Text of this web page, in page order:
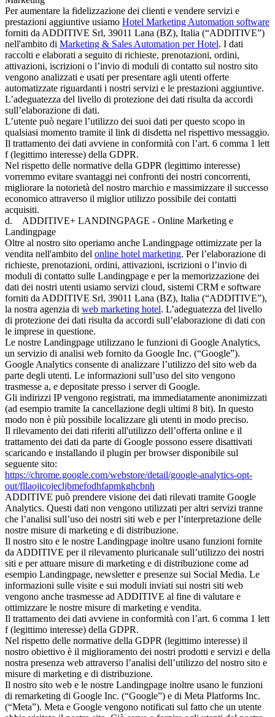
Per aumentare la fidelizzazione dei clienti e vendere servizi e
prestazioni aggiuntive usiamo Hotel Marketing Automation software
forniti da ADDITIVE Srl, 39011 Lana (BZ), Italia (“ADDITIVE”)
nell'ambito di Marketing & Sales Automation per Hotel. I dati
raccolti e elaborati a seguito di richieste, prenotazioni, ordini,
attivazioni, iscrizioni o l’invio di moduli di contatto sul nostro sito
vengono analizzati e usati per presentare agli utenti offerte
automatizzate riguardanti i nostri servizi e le prestazioni aggiuntive.
L’adeguatezza del livello di protezione dei dati risulta da accordi
sull’elaborazione di dati.
L’utente può negare l’utilizzo dei suoi dati per questo scopo in
qualsiasi momento tramite il link di disdetta nel rispettivo messaggio.
Il trattamento dei dati avviene in conformità con l’art. 6 comma 1 lett
f (legittimo interesse) della GDPR.
Nel rispetto delle normative della GDPR (legittimo interesse)
vorremmo evitare svantaggi nei confronti dei nostri concorrenti,
migliorare la notorietà del nostro marchio e massimizzare il successo
economico attraverso il miglior utilizzo possibile dei contatti
acquisiti.
d. ADDITIVE+ LANDINGPAGE - Online Marketing e
Landingpage
Oltre al nostro sito operiamo anche Landingpage ottimizzate per la
vendita nell'ambito del online hotel marketing. Per l’elaborazione di
richieste, prenotazioni, ordini, attivazioni, iscrizioni o l’invio di
moduli di contatto sulle Landingpage e per la memorizzazione dei
dati dei nostri utenti usiamo servizi cloud, sistemi CRM e software
forniti da ADDITIVE Srl, 39011 Lana (BZ), Italia (“ADDITIVE”),
la nostra agenzia di web marketing hotel. L’adeguatezza del livello
di protezione dei dati risulta da accordi sull’elaborazione di dati con
le imprese in questione.
Le nostre Landingpage utilizzano le funzioni di Google Analytics,
un servizio di analisi web fornito da Google Inc. (“Google”).
Google Analytics consente di analizzare l’utilizzo del sito web da
parte degli utenti. Le informazioni sull’uso del sito vengono
trasmesse a, e depositate presso i server di Google.
Gli indirizzi IP vengono registrati, ma immediatamente anonimizzati
(ad esempio tramite la cancellazione degli ultimi 8 bit). In questo
modo non è più possibile localizzare gli utenti in modo preciso.
Il rilevamento dei dati riferiti all'utilizzo dell’offerta online e il
trattamento dei dati da parte di Google possono essere disattivati
scaricando e installando il plugin per browser disponibile sul
seguente sito:
https://chrome.google.com/webstore/detail/google-analytics-opt-
out/fllaojicojecljbmefodhfapmkghcbnh
ADDITIVE può prendere visione dei dati rilevati tramite Google
Analytics. Questi dati non vengono utilizzati per altri servizi tranne
che l’analisi sull’uso dei nostri siti web e per l’interpretazione delle
nostre misure di marketing e di distribuzione.
Il nostro sito e le nostre Landingpage inoltre usano funzioni fornite
da ADDITIVE per il rilevamento pluricanale sull’utilizzo dei nostri
siti e per attuare misure di marketing e di distribuzione come ad
esempio Landingpage, newsletter e presenze sui Social Media. Le
informazioni sulle visite e sui moduli inviati sui nostri siti web
vengono anche trasmesse ad ADDITIVE al fine di valutare e
ottimizzare le nostre misure di marketing e vendita.
Il trattamento dei dati avviene in conformità con l’art. 6 comma 1 lett
f (legittimo interesse) della GDPR.
Nel rispetto delle normative della GDPR (legittimo interesse) il
nostro obiettivo è il miglioramento dei nostri prodotti e servizi e della
nostra presenza web attraverso l’analisi dell’utilizzo del nostro sito e
misure di marketing e di distribuzione.
Il nostro sito web e le nostre Landingpage inoltre usano le funzioni
di remarketing di Google Inc. (“Google”) e di Meta Platforms Inc.
(“Meta”). Meta e Google vengono notificati sul fatto che un utente